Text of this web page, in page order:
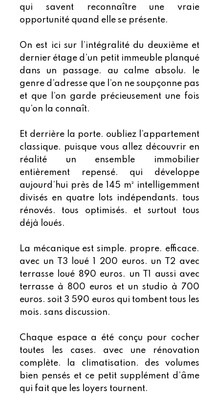
qui savent reconnaître une vraie
opportunité quand elle se présente.
On est ici sur l’intégralité du deuxième et
dernier étage d’un petit immeuble planqué
dans un passage. au calme absolu. le
genre d’adresse que l’on ne soupçonne pas
et que l’on garde précieusement une fois
qu’on la connaît.
Et derrière la porte. oubliez l’appartement
classique. puisque vous allez découvrir en
réalité un ensemble immobilier
entièrement repensé. qui développe
aujourd’hui près de 145 m² intelligemment
divisés en quatre lots indépendants. tous
rénovés. tous optimisés. et surtout tous
déjà loués.
La mécanique est simple. propre. efficace.
avec un T3 loué 1 200 euros. un T2 avec
terrasse loué 890 euros. un T1 aussi avec
terrasse à 800 euros et un studio à 700
euros. soit 3 590 euros qui tombent tous les
mois. sans discussion.
Chaque espace a été conçu pour cocher
toutes les cases. avec une rénovation
complète. la climatisation. des volumes
bien pensés et ce petit supplément d’âme
qui fait que les loyers tournent.